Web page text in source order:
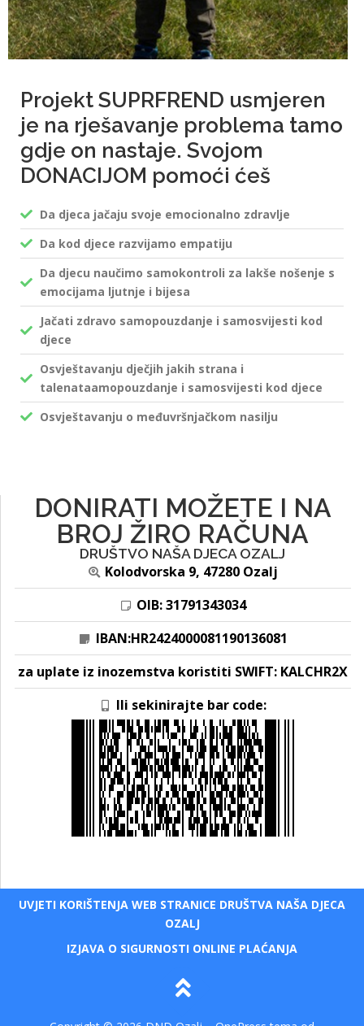
Projekt SUPRFREND usmjeren
je na rješavanje problema tamo
gdje on nastaje. Svojom
DONACIJOM pomoći ćeš
Da djeca jačaju svoje emocionalno zdravlje
Da kod djece razvijamo empatiju
Da djecu naučimo samokontroli za lakše nošenje s
emocijama ljutnje i bijesa
Jačati zdravo samopouzdanje i samosvijesti kod
djece
Osvještavanju dječjih jakih strana i
talenataamopouzdanje i samosvijesti kod djece
Osvještavanju o međuvršnjačkom nasilju
DONIRATI MOŽETE I NA
BROJ ŽIRO RAČUNA
DRUŠTVO NAŠA DJECA OZALJ
Kolodvorska 9, 47280 Ozalj
OIB: 31791343034
IBAN:HR2424000081190136081
za uplate iz inozemstva koristiti SWIFT: KALCHR2X
Ili sekinirajte bar code:
UVJETI KORIŠTENJA WEB STRANICE DRUŠTVA NAŠA DJECA
OZALJ
IZJAVA O SIGURNOSTI ONLINE PLAĆANJA